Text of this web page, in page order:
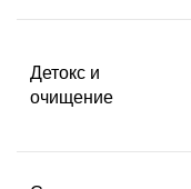
Детокс и
очищение